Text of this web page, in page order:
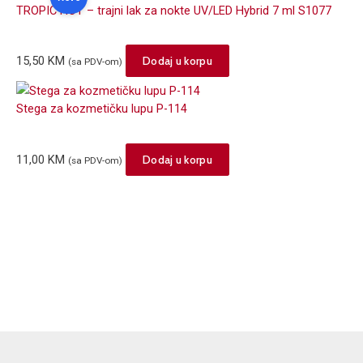
TROPIC HOT – trajni lak za nokte UV/LED Hybrid 7 ml S1077
15,50 KM (sa PDV-om) Dodaj u korpu
Stega za kozmetičku lupu P-114
11,00 KM (sa PDV-om) Dodaj u korpu